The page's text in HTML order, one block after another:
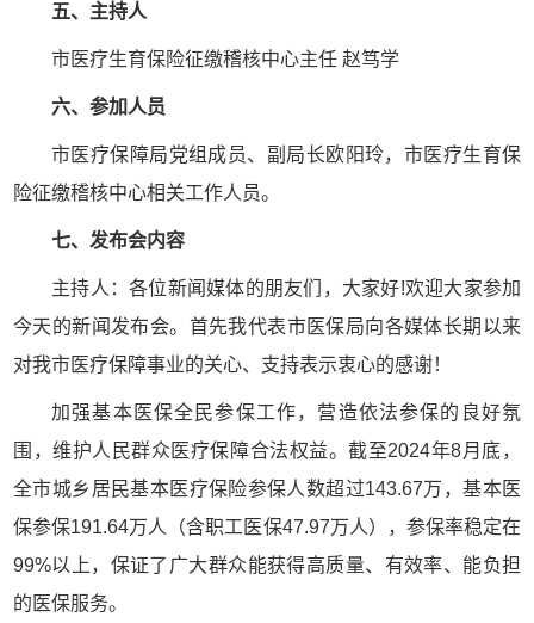
五、主持人
市医疗生育保险征缴稽核中心主任 赵笃学
六、参加人员
市医疗保障局党组成员、副局长欧阳玲，市医疗生育保
险征缴稽核中心相关工作人员。
七、发布会内容
主持人：各位新闻媒体的朋友们，大家好!欢迎大家参加
今天的新闻发布会。首先我代表市医保局向各媒体长期以来
对我市医疗保障事业的关心、支持表示衷心的感谢！
加强基本医保全民参保工作，营造依法参保的良好氛
围，维护人民群众医疗保障合法权益。截至2024年8月底，
全市城乡居民基本医疗保险参保人数超过143.67万，基本医
保参保191.64万人（含职工医保47.97万人），参保率稳定在
99%以上，保证了广大群众能获得高质量、有效率、能负担
的医保服务。